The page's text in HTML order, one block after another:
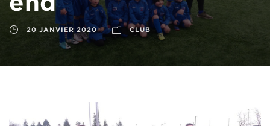
20 JANVIER 2020 CLUB